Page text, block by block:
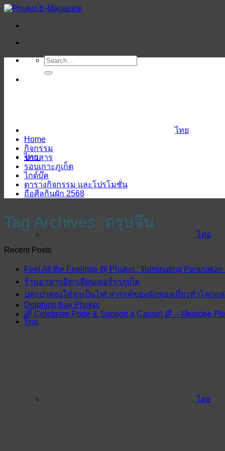
ข้าม
ไทย
ไทย
ไทย
ไทย
ไทย
Home
กิจกรรม
ข่าวสาร
รอบเกาะภูเก็ต
ไกด์บุ๊ค
ตารางกิจกรรม และโปรโมชั่น
ถือศีลกินผัก 2568
Tag Archives: ตรุษจีน
Recent Posts
Feel All the Feelings @ Phuket : Illuminating
ร้านอาหารอิตาเลียนเทอร์ร่าภูเก็ต
ปลุกป่าตองให้ลุกเป็นไฟ! สวรรค์ของนักท่องเที่ยวทั่วโลกแ
Dolphins Bay Phuket
🌈 Celebrate Pride & Support a Cause! 🌈 – Metadee